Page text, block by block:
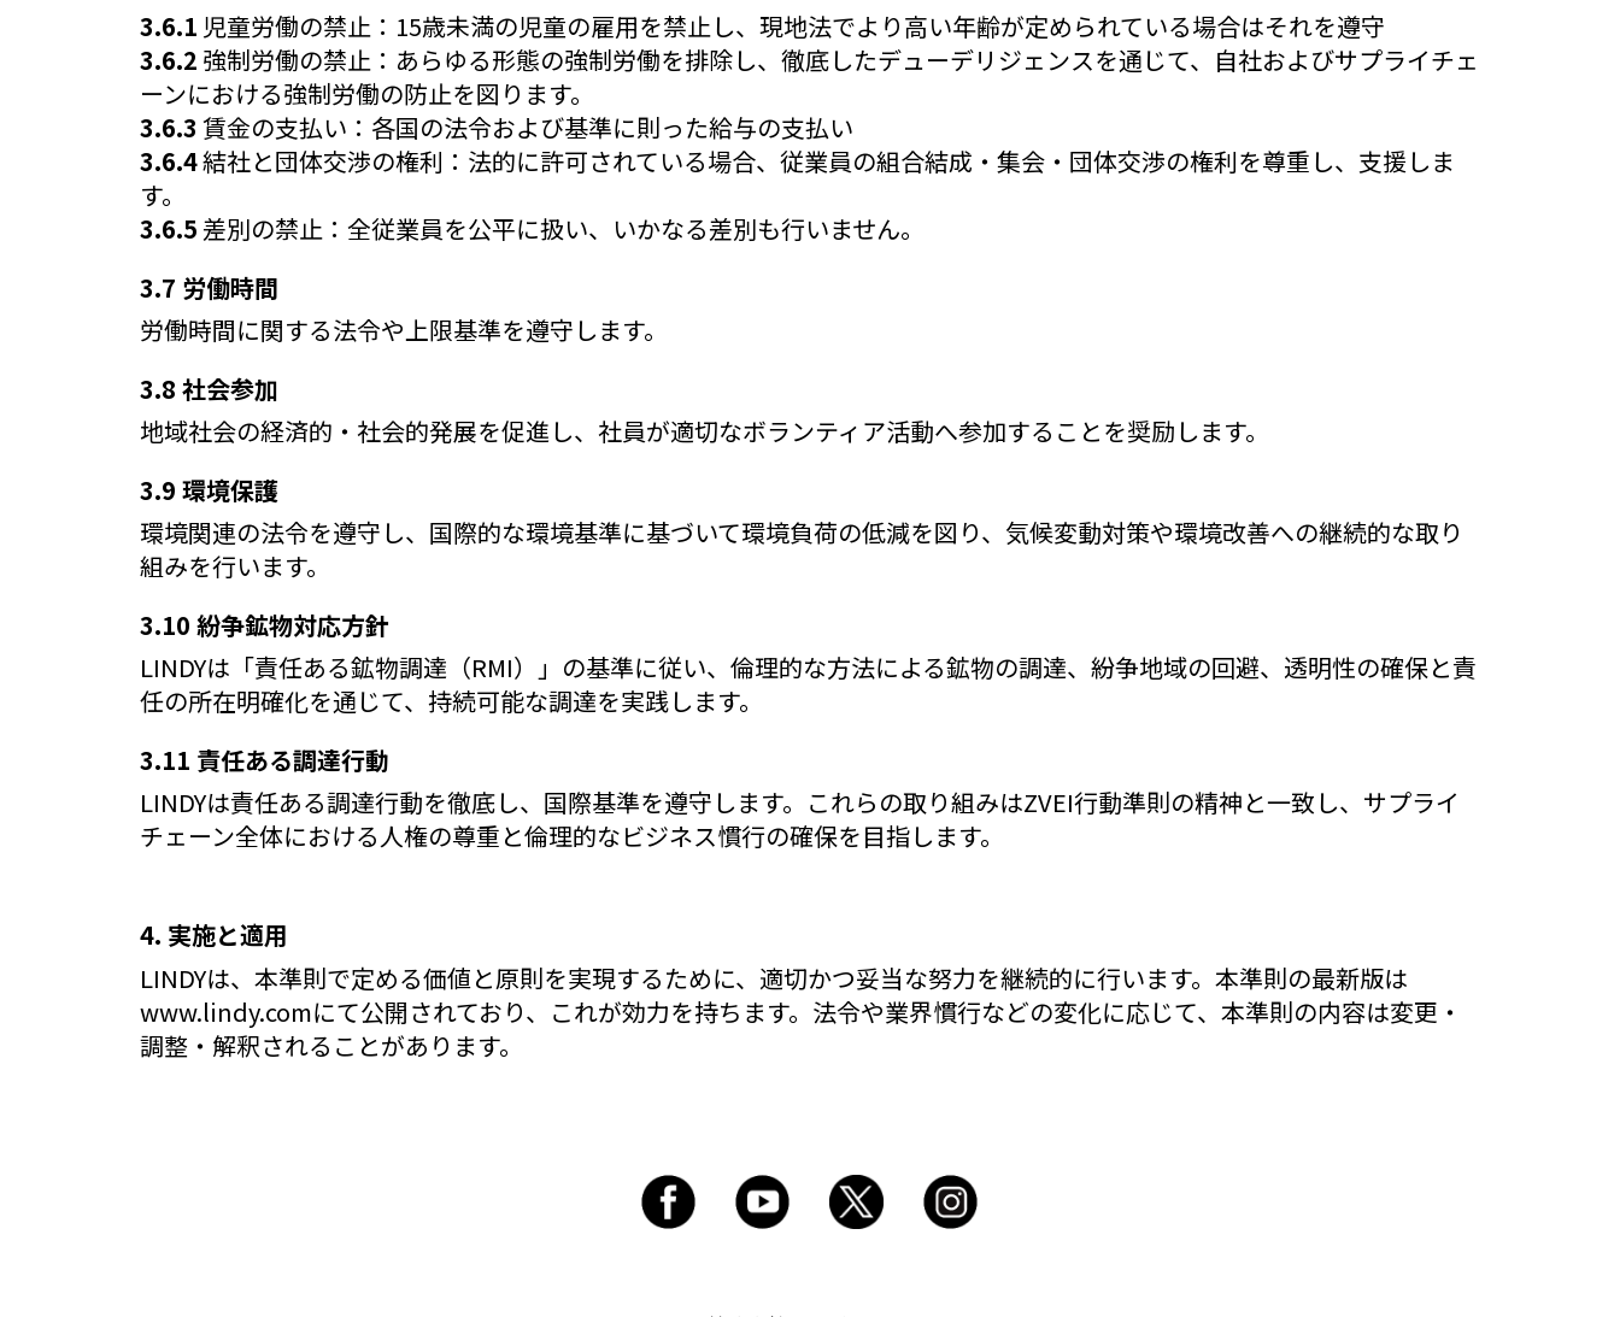
3.6.1 児童労働の禁止：15歳未満の児童の雇用を禁止し、現地法でより高い年齢が定められている場合はそれを遵守
3.6.2 強制労働の禁止：あらゆる形態の強制労働を排除し、徹底したデューデリジェンスを通じて、自社およびサプライチェ
ーンにおける強制労働の防止を図ります。
3.6.3 賃金の支払い：各国の法令および基準に則った給与の支払い
3.6.4結社と団体交渉の権利：法的に許可されている場合、従業員の組合結成・集会・団体交渉の権利を尊重し、支援しま
す。
3.6.5 差別の禁止：全従業員を公平に扱い、いかなる差別も行いません。
3.7 労働時間
労働時間に関する法令や上限基準を遵守します。
3.8 社会参加
地域社会の経済的・社会的発展を促進し、社員が適切なボランティア活動へ参加することを奨励します。
3.9 環境保護
環境関連の法令を遵守し、国際的な環境基準に基づいて環境負荷の低減を図り、気候変動対策や環境改善への継続的な取り
組みを行います。
3.10 紛争鉱物対応方針
LINDYは「責任ある鉱物調達（RMI）」の基準に従い、倫理的な方法による鉱物の調達、紛争地域の回避、透明性の確保と責
任の所在明確化を通じて、持続可能な調達を実践します。
3.11 責任ある調達行動
LINDYは責任ある調達行動を徹底し、国際基準を遵守します。これらの取り組みはZVEI行動準則の精神と一致し、サプライ
チェーン全体における人権の尊重と倫理的なビジネス慣行の確保を目指します。
4. 実施と適用
LINDYは、本準則で定める価値と原則を実現するために、適切かつ妥当な努力を継続的に行います。本準則の最新版は
www.lindy.comにて公開されており、これが効力を持ちます。法令や業界慣行などの変化に応じて、本準則の内容は変更・
調整・解釈されることがあります。